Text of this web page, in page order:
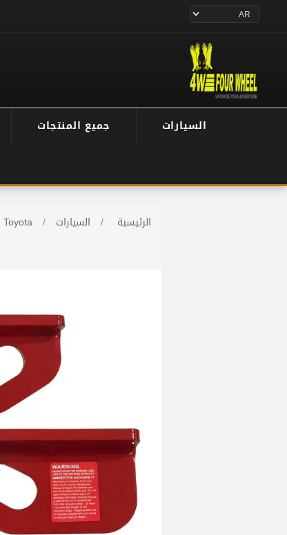
السيارات جميع المنتجات
الرئيسية / السيارات /
Toyota